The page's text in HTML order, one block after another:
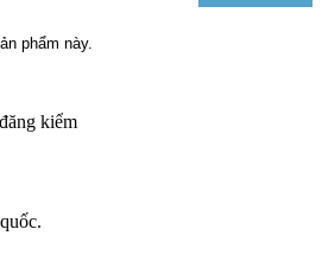
phẩm này.
kiểm